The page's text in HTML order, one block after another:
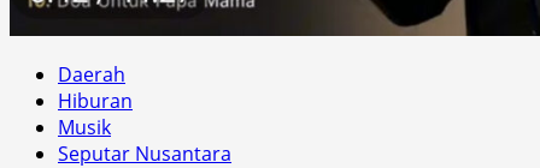
Daerah
Hiburan
Musik
Seputar Nusantara